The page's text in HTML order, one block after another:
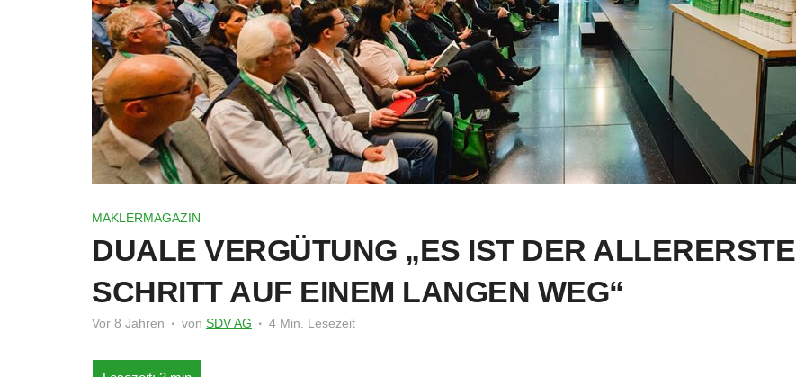
MAKLERMAGAZIN
DUALE VERGÜTUNG „ES IST DER ALLERERSTE
SCHRITT AUF EINEM LANGEN WEG“
Vor 8 Jahren von SDV AG 4 Min. Lesezeit